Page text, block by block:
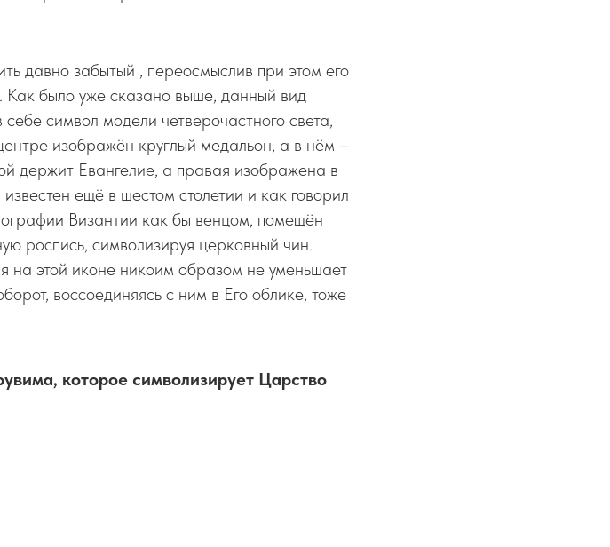
давно забытый , переосмыслив при этом его
Как было уже сказано выше, данный вид
символ модели четверочастного света,
изображён круглый медальон, а в нём –
держит Евангелие, а правая изображена в
ещё в шестом столетии и как говорил
Византии как бы венцом, помещён
роспись, символизируя церковный чин.
на этой иконе никоим образом не уменьшает
воссоединяясь с ним в Его облике, тоже
которое символизирует Царство